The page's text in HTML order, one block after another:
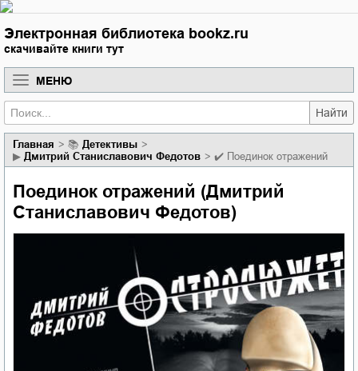
Электронная библиотека bookz.ru
скачивайте книги тут
МЕНЮ
Найти
Главная 📚
детективы
▶ Дмитрий Станиславович Федотов ✔️ Поединок отражений
Поединок отражений (Дмитрий
Станиславович Федотов)